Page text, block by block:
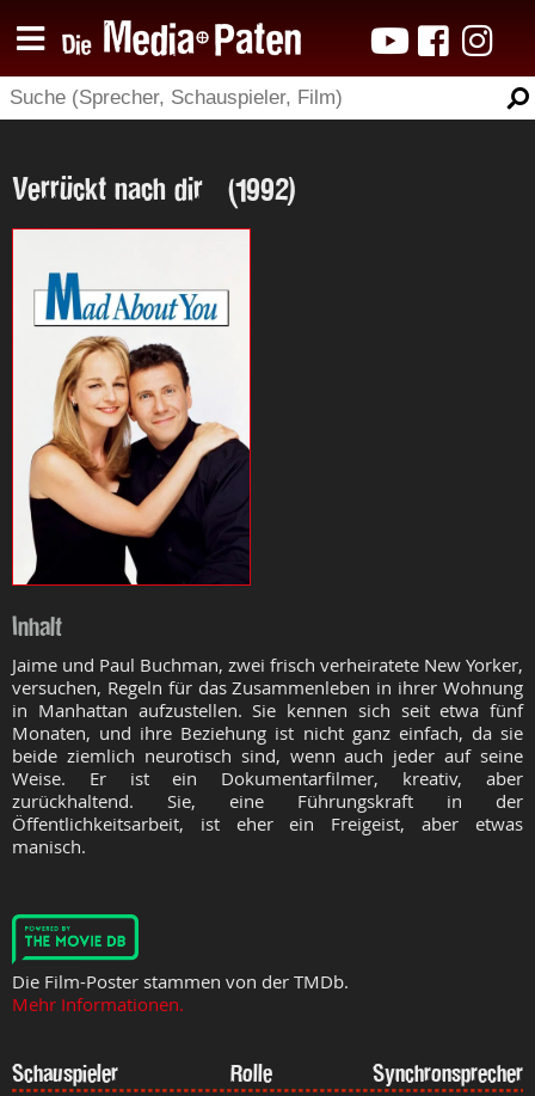
Verrückt nach dir (1992)
Inhalt
Jaime und Paul Buchman, zwei frisch verheiratete New Yorker,
versuchen, Regeln für das Zusammenleben in ihrer Wohnung
in Manhattan aufzustellen. Sie kennen sich seit etwa fünf
Monaten, und ihre Beziehung ist nicht ganz einfach, da sie
beide ziemlich neurotisch sind, wenn auch jeder auf seine
Weise. Er ist ein Dokumentarfilmer, kreativ, aber
zurückhaltend. Sie, eine Führungskraft in der
Öffentlichkeitsarbeit, ist eher ein Freigeist, aber etwas
manisch.
Die Film-Poster stammen von der TMDb.
Mehr Informationen.
Schauspieler Rolle Synchronsprecher